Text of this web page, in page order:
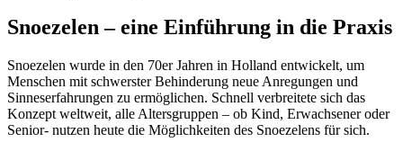
Snoezelen – eine Einführung in die Praxis
Snoezelen wurde in den 70er Jahren in Holland entwickelt, um
Menschen mit schwerster Behinderung neue Anregungen und
Sinneserfahrungen zu ermöglichen. Schnell verbreitete sich das
Konzept weltweit, alle Altersgruppen – ob Kind, Erwachsener oder
Senior- nutzen heute die Möglichkeiten des Snoezelens für sich.